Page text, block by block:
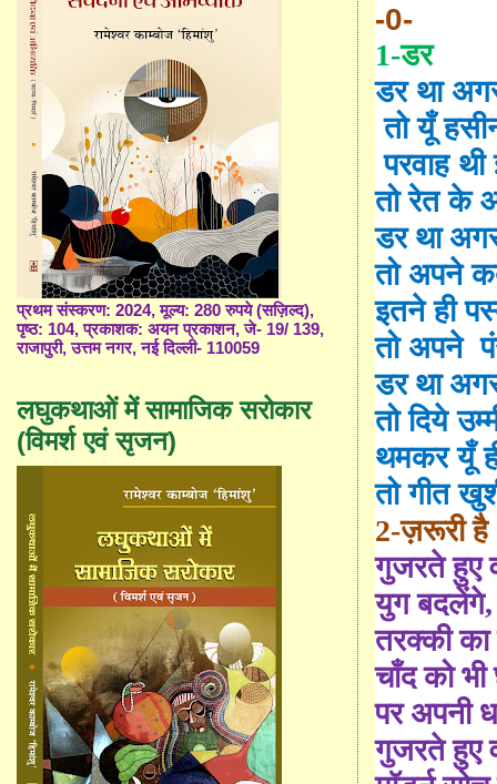
-0-
1-डर
डर था
तोयूँ
परवाह
तो रेत के
डर था
तो अपने
इतने ही
तो अपने
डर था
तो दिये
थमकरयूँ
तो गीत
2-ज़रूरी है
गुजरते हुए
युग बदलेंगे,
तरक्की
चाँद को
पर अपनी
गुजरते हुए
प्रथम संस्करण: 2024, मूल्य: 280 रुपये (सज़िल्द),
पृष्ठ: 104, प्रकाशक: अयन प्रकाशन, जे- 19/ 139,
राजापुरी, उत्तम नगर, नई दिल्ली- 110059
लघुकथाओं में सामाजिक सरोकार
(विमर्श एवं सृजन)